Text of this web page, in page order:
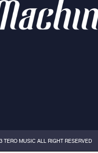
TERO MUSIC ALL RIGHT RESERVED